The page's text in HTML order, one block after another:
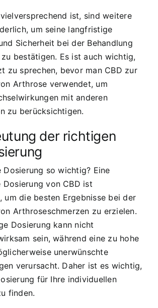
ist, sind weitere
um seine langfristige
Sicherheit bei der Behandlung
bestätigen. Es ist auch wichtig,
zu sprechen, bevor man CBD zur
Arthrose verwendet, um
mit anderen
zu berücksichtigen.
der richtigen
Dosierung so wichtig? Eine
Dosierung von CBD ist
um die besten Ergebnisse bei der
Arthroseschmerzen zu erzielen.
Dosierung kann nicht
sein, während eine zu hohe
unerwünschte
verursacht. Daher ist es wichtig,
für Ihre individuellen
finden.